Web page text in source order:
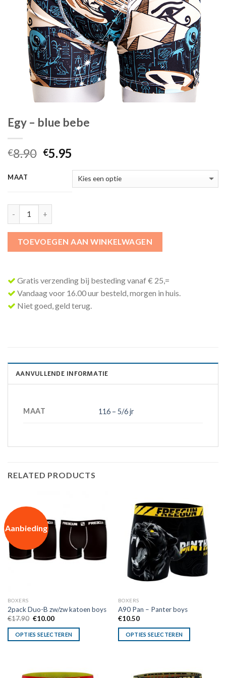
Egy – blue bebe
€8.90 Oorspronkelijke
€8.90.
€5.95
is:
€5.95.
MAAT
TOEVOEGEN AAN WINKELWAGEN
Gratis verzending bij besteding vanaf € 25,=
Vandaag voor 16.00 uur besteld, morgen in huis.
Niet goed, geld terug.
AANVULLENDE INFORMATIE
MAAT 116 – 5/6 jr
RELATED PRODUCTS
Aanbieding
BOXERS
2pack Duo-B zw/zw katoen boys
€17.90 Oorspronkelijke
was:
€17.90.
€10.00Huidige
is:
€10.00.
OPTIES SELECTEREN
BOXERS
A90 Pan – Panter boys
€10.50
OPTIES SELECTEREN